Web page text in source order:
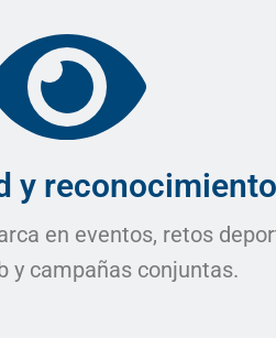
y reconocimiento
en eventos, retos
y campañas conjuntas.